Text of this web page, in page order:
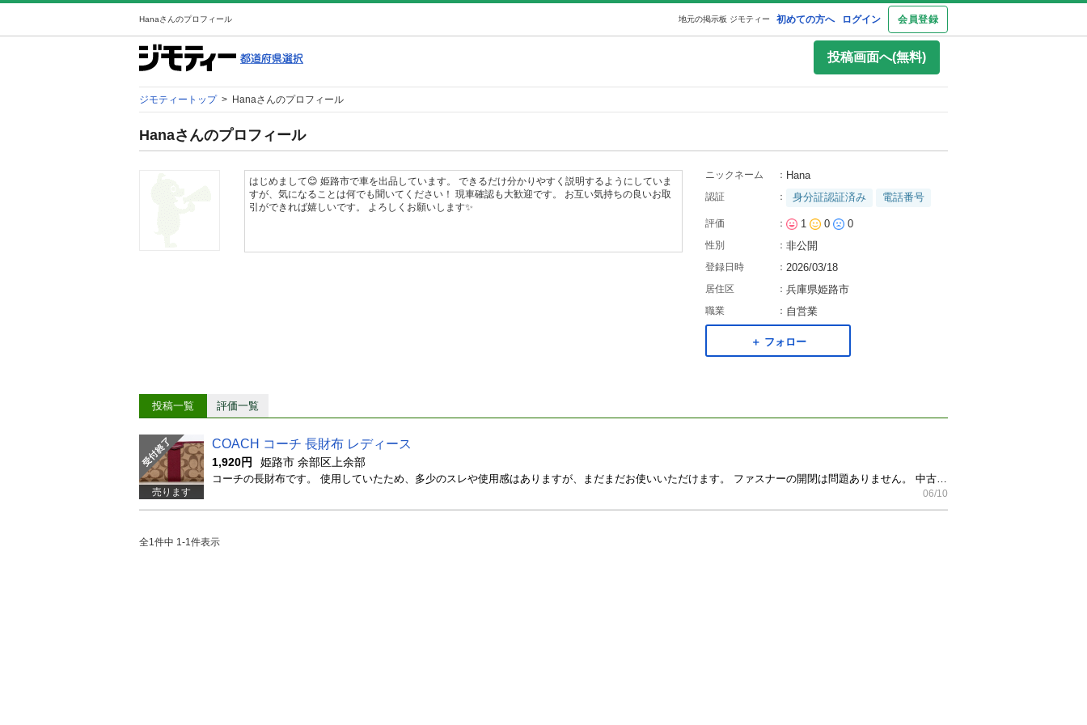
Hanaさんのプロフィール 初めての方へ ログイン 会員登録
地元の掲示板 ジモティー
投稿画面へ(無料)
ジモティートップ > Hanaさんのプロフィール
Hanaさんのプロフィール
はじめまして😊 姫路市で車を出品しています。 できるだけ分かりやすく説明するようにしていま
すが、気になることは何でも聞いてください！ 現車確認も大歓迎です。 お互い気持ちの良いお取
引ができれば嬉しいです。 よろしくお願いします✨
ニックネーム ： Hana
認証 ： 身分証認証済み 電話番号
評価 ： 1 0 0
性別 ： 非公開
登録日時 ： 2026/03/18
居住区 ： 兵庫県姫路市
職業 ： 自営業
＋ フォロー
投稿一覧 評価一覧
売ります
COACH コーチ 長財布 レディース
1,920円 姫路市 余部区上余部
06/10
全1件中 1-1件表示